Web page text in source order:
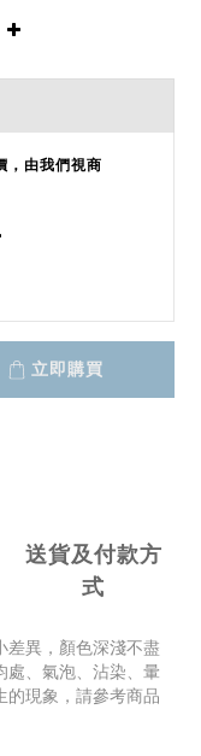
，由我們視商
立即購買
送貨及付款方
式
差異，顏色深淺不盡
處、氣泡、沾染、暈
的現象，請參考商品